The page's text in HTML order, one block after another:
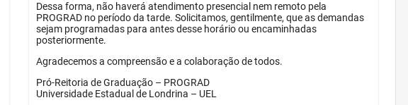
Dessa forma, não haverá atendimento presencial nem remoto pela
PROGRAD no período da tarde. Solicitamos, gentilmente, que as demandas
sejam programadas para antes desse horário ou encaminhadas
posteriormente.
Agradecemos a compreensão e a colaboração de todos.
Pró-Reitoria de Graduação – PROGRAD
Universidade Estadual de Londrina – UEL